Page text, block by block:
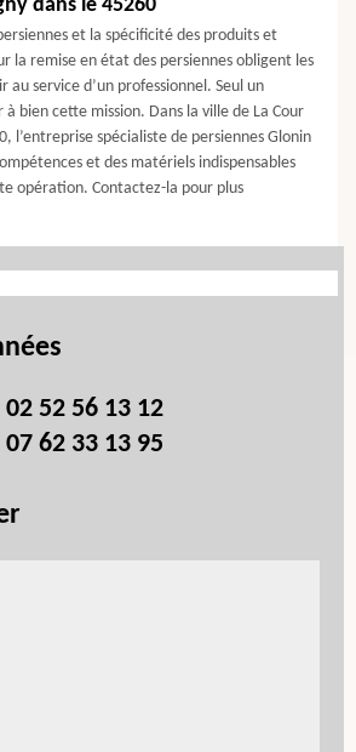
dans le 45260
et la spécificité des produits et
la remise en état des persiennes obligent les
service d’un professionnel. Seul un
bien cette mission. Dans la ville de La Cour
l’entreprise spécialiste de persiennes Glonin
et des matériels indispensables
opération. Contactez-la pour plus
02 52 56 13 12
07 62 33 13 95